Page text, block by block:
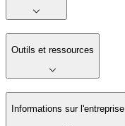
Outils et ressources
Informations sur l'entreprise